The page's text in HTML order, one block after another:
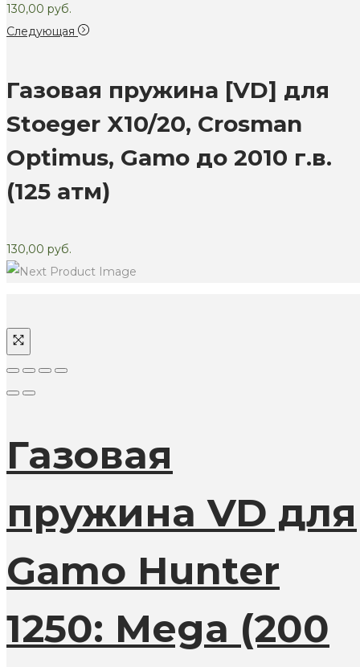
130,00 руб.
Следующая
Газовая пружина [VD] для
Stoeger X10/20, Crosman
Optimus, Gamo до 2010 г.в.
(125 атм)
130,00 руб.
Газовая
пружина VD для
Gamo Hunter
1250: Mega (200